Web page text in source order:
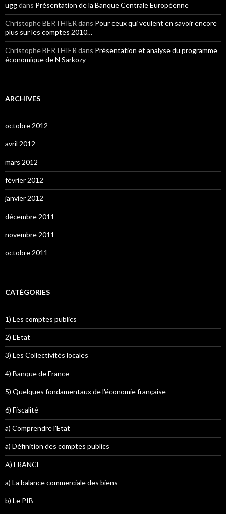
uggdans Présentation de la Banque Centrale Européenne
Christophe BERTHIER dans Pour ceux qui veulent en savoir encore
plus sur les comptes 2010…
Christophe BERTHIER dans Présentation et analyse du programme
économique de N Sarkozy
ARCHIVES
octobre 2012
avril 2012
mars 2012
février 2012
janvier 2012
décembre 2011
novembre 2011
octobre 2011
CATÉGORIES
1) Les comptes publics
2) L'Etat
3) Les Collectivités locales
4) Banque de France
5) Quelques fondamentaux de l'économie française
6) Fiscalité
a) Comprendre l'Etat
a) Définition des comptes publics
A) FRANCE
a) La balance commerciale des biens
b) Le PIB